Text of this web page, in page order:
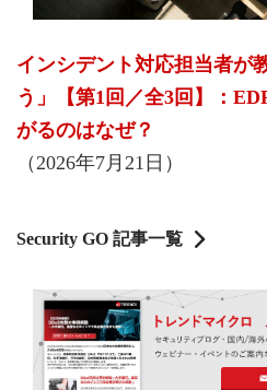
インシデント対応担当者が
う」【第1回／全3回】：
がるのはなぜ？
（2026年7月21日）
Security GO 記事一覧